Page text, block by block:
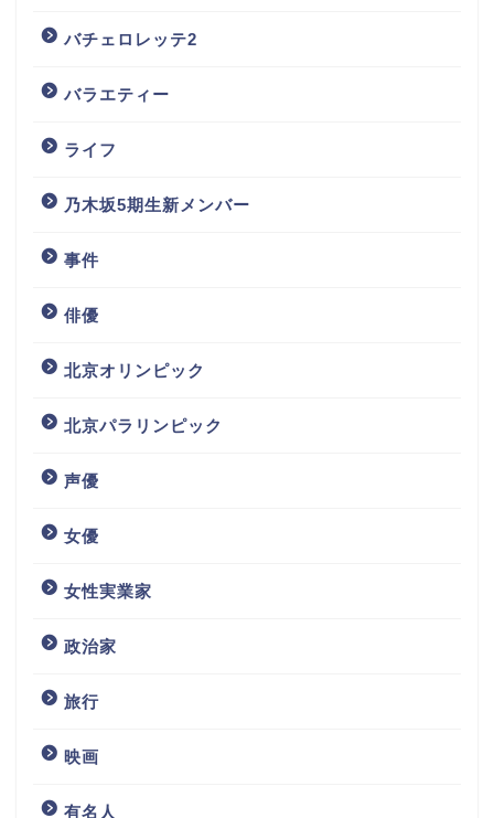
バチェロレッテ2
バラエティー
ライフ
乃木坂5期生新メンバー
事件
俳優
北京オリンピック
北京パラリンピック
声優
女優
女性実業家
政治家
旅行
映画
有名人